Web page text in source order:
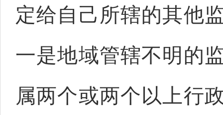
定给自己所辖的其他
一是地域管辖不明的
属两个或两个以上行